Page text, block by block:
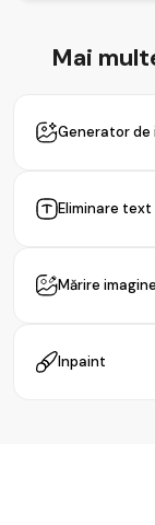
Mai
Generator de
Eliminare text
Mărire imagine
Inpaint